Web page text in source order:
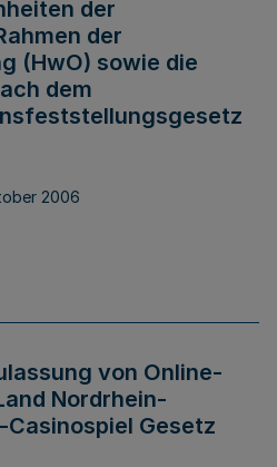
der
der
(HwO) sowie die
dem
2006
von Online-
Nordrhein-
Gesetz